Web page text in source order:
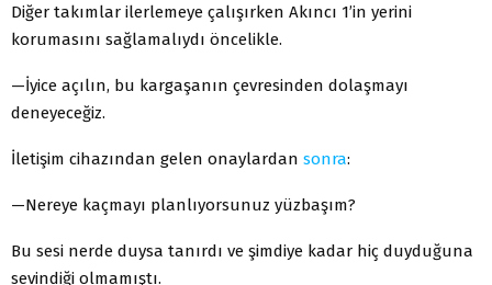
Diğer takımlar ilerlemeye çalışırken Akıncı 1’in yerini
korumasını sağlamalıydı öncelikle.
—İyice açılın, bu kargaşanın çevresinden dolaşmayı
deneyeceğiz.
İletişim cihazından gelen onaylardan sonra:
—Nereye kaçmayı planlıyorsunuz yüzbaşım?
Bu sesi nerde duysa tanırdı ve şimdiye kadar hiç duyduğuna
sevindiği olmamıştı.